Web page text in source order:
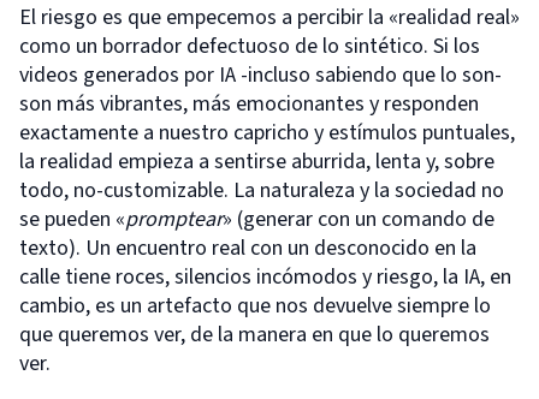
El riesgo es que empecemos a percibir la «realidad real»
como un borrador defectuoso de lo sintético. Si los
videos generados por IA -incluso sabiendo que lo son-
son más vibrantes, más emocionantes y responden
exactamente a nuestro capricho y estímulos puntuales,
la realidad empieza a sentirse aburrida, lenta y, sobre
todo, no-customizable. La naturaleza y la sociedad no
se pueden «promptear» (generar con un comando de
texto). Un encuentro real con un desconocido en la
calle tiene roces, silencios incómodos y riesgo, la IA, en
cambio, es un artefacto que nos devuelve siempre lo
que queremos ver, de la manera en que lo queremos
ver.